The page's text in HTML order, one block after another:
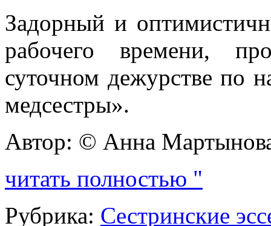
Задорный и
рабочего времени,
суточном дежурстве по
медсестры».
Автор: © Анна
читать полностью "
Рубрика: Сестринские